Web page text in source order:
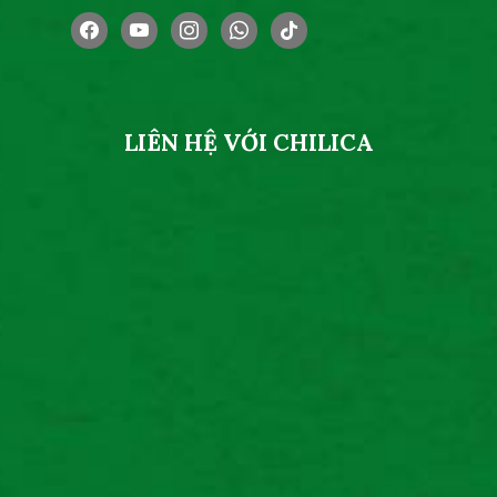
facebookyoutubeinstagramwhatsapp
tiktok
LIÊN HỆ VỚI CHILICA